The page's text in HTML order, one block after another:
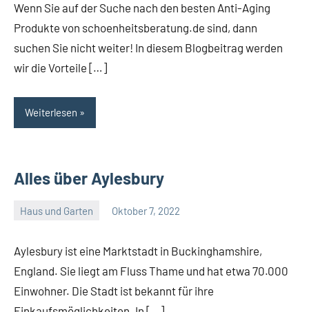
Wenn Sie auf der Suche nach den besten Anti-Aging
Produkte von schoenheitsberatung.de sind, dann
suchen Sie nicht weiter! In diesem Blogbeitrag werden
wir die Vorteile […]
Weiterlesen
Alles über Aylesbury
Haus und Garten Oktober 7, 2022
Aylesbury ist eine Marktstadt in Buckinghamshire,
England. Sie liegt am Fluss Thame und hat etwa 70.000
Einwohner. Die Stadt ist bekannt für ihre